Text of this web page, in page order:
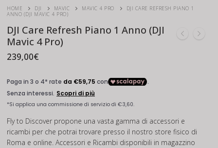
HOME DJI MAVIC MAVIC 4 PRO
DJI CARE REFRESH PIANO 1
ANNO (DJI MAVIC 4 PRO)
DJI Care Refresh Piano 1 Anno (DJI
Mavic 4 Pro)
239,00€
Fly to Discover propone una vasta gamma di accessori e
ricambi per che potrai trovare presso il nostro store fisico di
Roma e online. Accessori e Ricambi disponibili in magazzino